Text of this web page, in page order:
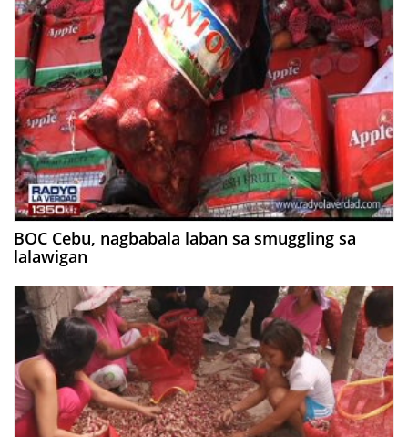
BOC Cebu, nagbabala laban sa smuggling sa
lalawigan